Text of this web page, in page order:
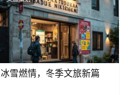
冰雪燃情，冬季文旅新篇